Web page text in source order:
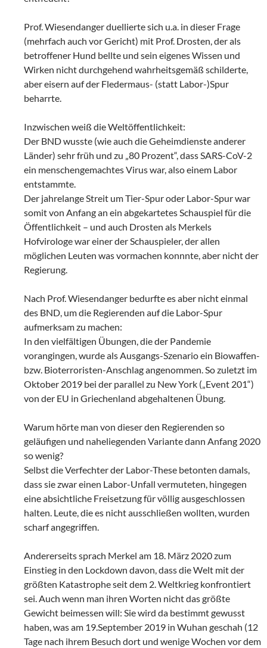
Prof. Wiesendanger duellierte sich u.a. in dieser Frage
(mehrfach auch vor Gericht) mit Prof. Drosten, der als
betroffener Hund bellte und sein eigenes Wissen und
Wirken nicht durchgehend wahrheitsgemäß schilderte,
aber eisern auf der Fledermaus- (statt Labor-)Spur
beharrte.
Inzwischen weiß die Weltöffentlichkeit:
Der BND wusste (wie auch die Geheimdienste anderer
Länder) sehr früh und zu „80 Prozent“, dass SARS-CoV-2
ein menschengemachtes Virus war, also einem Labor
entstammte.
Der jahrelange Streit um Tier-Spur oder Labor-Spur war
somit von Anfang an ein abgekartetes Schauspiel für die
Öffentlichkeit – und auch Drosten als Merkels
Hofvirologe war einer der Schauspieler, der allen
möglichen Leuten was vormachen konnnte, aber nicht der
Regierung.
Nach Prof. Wiesendanger bedurfte es aber nicht einmal
des BND, um die Regierenden auf die Labor-Spur
aufmerksam zu machen:
In den vielfältigen Übungen, die der Pandemie
vorangingen, wurde als Ausgangs-Szenario ein Biowaffen-
bzw. Bioterroristen-Anschlag angenommen. So zuletzt im
Oktober 2019 bei der parallel zu New York („Event 201“)
von der EU in Griechenland abgehaltenen Übung.
Warum hörte man von dieser den Regierenden so
geläufigen und naheliegenden Variante dann Anfang 2020
so wenig?
Selbst die Verfechter der Labor-These betonten damals,
dass sie zwar einen Labor-Unfall vermuteten, hingegen
eine absichtliche Freisetzung für völlig ausgeschlossen
halten. Leute, die es nicht ausschließen wollten, wurden
scharf angegriffen.
Andererseits sprach Merkel am 18. März 2020 zum
Einstieg in den Lockdown davon, dass die Welt mit der
größten Katastrophe seit dem 2. Weltkrieg konfrontiert
sei. Auch wenn man ihren Worten nicht das größte
Gewicht beimessen will: Sie wird da bestimmt gewusst
haben, was am 19.September 2019 in Wuhan geschah (12
Tage nach ihrem Besuch dort und wenige Wochen vor dem